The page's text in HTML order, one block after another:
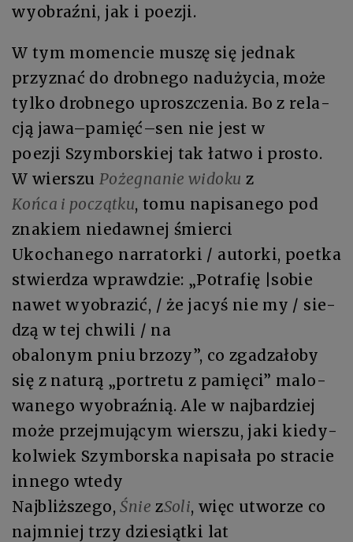
wyobraź­ni, jak i po­ezji.
W tym mo­men­cie mu­szę się jed­nak
przy­znać do drob­ne­go nad­uży­cia, mo­że
tyl­ko drob­ne­go uprosz­cze­nia. Bo z re­la­
cją ja­wa–pa­mięć–sen nie jest w
po­ezji Szym­bor­skiej tak ła­two i pro­sto.
W wier­szu Po­że­gna­nie wi­do­ku z
Koń­ca i po­cząt­ku, to­mu na­pi­sa­ne­go pod
zna­kiem nie­daw­nej śmier­ci
Uko­cha­ne­go nar­ra­tor­ki / au­tor­ki, po­et­ka
stwier­dza wpraw­dzie: „Po­tra­fię |so­bie
na­wet wy­obra­zić, / że ja­cyś nie my / sie­
dzą w tej chwi­li / na
oba­lo­nym pniu brzo­zy”, co zga­dza­ło­by
się z na­tu­rą „por­tre­tu z pa­mię­ci” ma­lo­
wa­ne­go wy­obraź­nią. Ale w naj­bar­dziej
mo­że przej­mu­ją­cym wier­szu, ja­ki kie­dy­
kol­wiek Szym­bor­ska na­pi­sa­ła po stra­cie
in­ne­go wte­dy
Naj­bliż­sze­go,Śnie zSo­li, więc utworze co
naj­mniej trzy dzie­siąt­ki lat